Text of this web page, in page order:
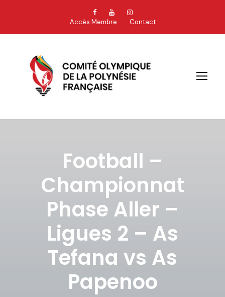
Accès Membre Contact
Football –
Championnat
Phase Aller –
Ligues 2 – As
Tefana vs As
Papenoo